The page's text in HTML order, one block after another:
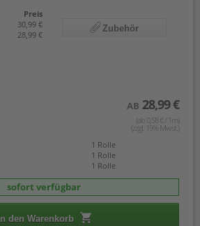
Preis
30,99 €
28,99 €
Zubehör
AB 28,99 €
(ab 0,58 € / 1m)
(zzgl. 19% Mwst.)
1 Rolle
1 Rolle
1 Rolle
sofort verfügbar
In den Warenkorb